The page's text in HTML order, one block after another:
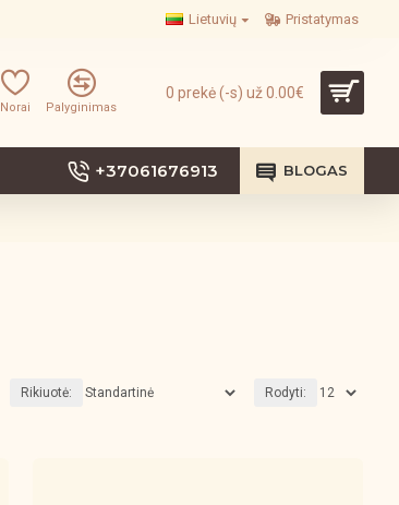
Lietuvių Pristatymas
Norai Palyginimas
0 prekė (-s) už 0.00€
+37061676913 BLOGAS
Rikiuotė: Rodyti: